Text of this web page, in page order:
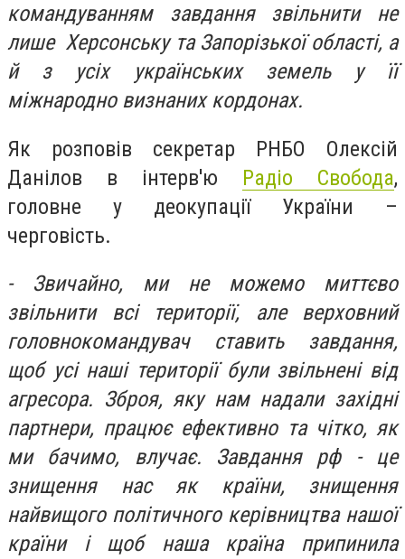
командуванням завдання звільнити не
лише Херсонську та Запорізької області, а
й з усіх українських земель у її
міжнародно визнаних кордонах.
Як розповів секретар РНБО Олексій
Данілов в інтерв'ю Радіо Свобода,
головне у деокупації України –
черговість.
- Звичайно, ми не можемо миттєво
звільнити всі території, але верховний
головнокомандувач ставить завдання,
щоб усі наші території були звільнені від
агресора. Зброя, яку нам надали західні
партнери, працює ефективно та чітко, як
ми бачимо, влучає. Завдання рф - це
знищення нас як країни, знищення
найвищого політичного керівництва нашої
країни і щоб наша країна припинила